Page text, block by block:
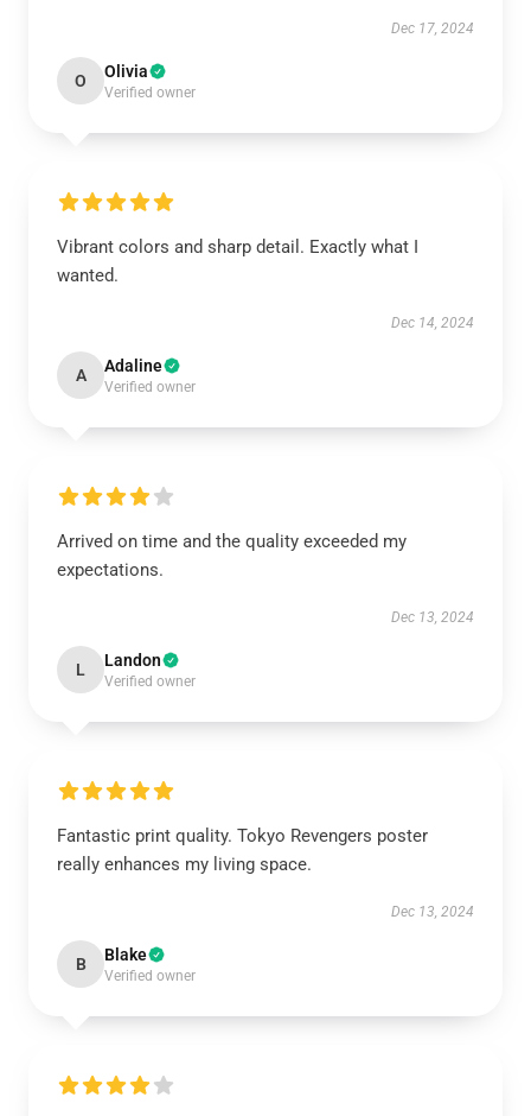
Dec 17, 2024
O Olivia
Verified owner
Vibrant colors and sharp detail. Exactly what I
wanted.
Dec 14, 2024
A Adaline
Verified owner
Arrived on time and the quality exceeded my
expectations.
Dec 13, 2024
L Landon
Verified owner
Fantastic print quality. Tokyo Revengers poster
really enhances my living space.
Dec 13, 2024
B Blake
Verified owner